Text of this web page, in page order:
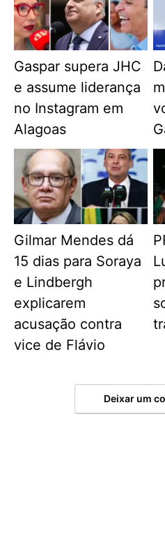
Gaspar supera JHC
e assume liderança
no Instagram em
Alagoas
Gilmar Mendes dá
15 dias para Soraya
e Lindbergh
explicarem
acusação contra
vice de Flávio
Deixar um